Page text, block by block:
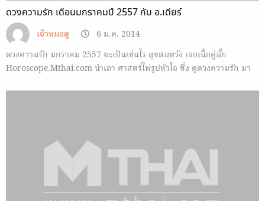
ดวงความรัก เดือนมกราคมปี 2557 กับ อ.เดียร์
เจ้าหมอดู
6 ม.ค. 2014
ดวงความรัก มกราคม 2557 จะเป็นเช่นไร สุขสมหวัง เจอเนื้อคู่มั้ย
Horoscope.Mthai.com นำเอา ศาสตร์ไพ่รูปหัวใจ ซึ่ง ดูดวงความรัก มา